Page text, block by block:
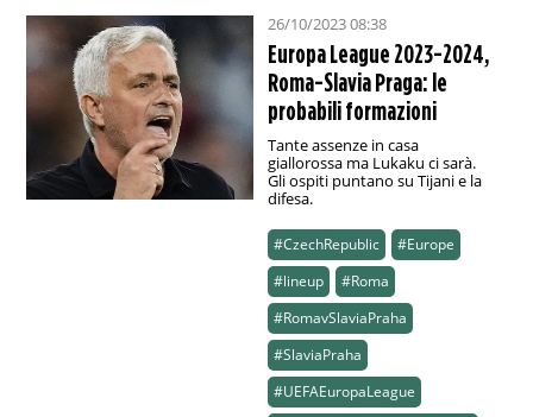
26/10/2023 08:38
Europa League 2023-2024,
Roma-Slavia Praga: le
probabili formazioni
Tante assenze in casa
giallorossa ma Lukaku ci sarà.
Gli ospiti puntano su Tijani e la
difesa.
#CzechRepublic
#Europe
#lineup
#Roma
#RomavSlaviaPraha
#SlaviaPraha
#UEFAEuropaLeague